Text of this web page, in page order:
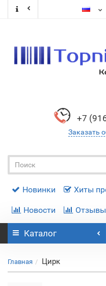
+7
Заказать
Новинки Хиты
Новости Отзывы
Каталог
Главная Цирк